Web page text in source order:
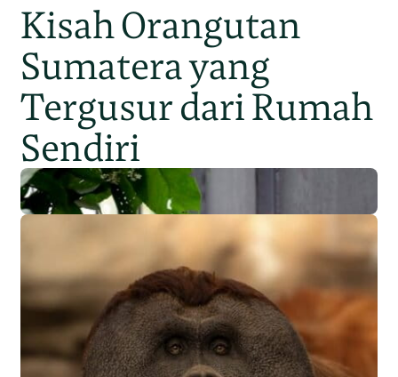
Kisah Orangutan
Sumatera yang
Tergusur dari Rumah
Sendiri